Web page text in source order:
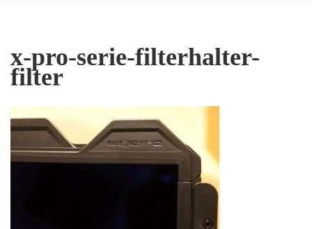
x-pro-serie-filterhalter-
filter